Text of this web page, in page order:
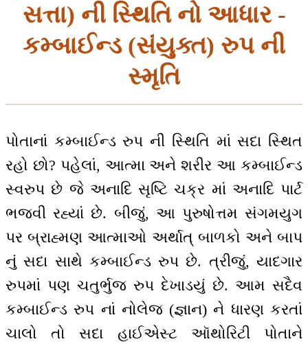
સત્તા) ની સ્થિતિ નો આધાર -
કમ્બાઈન્ડ (સંયુક્ત) રુપ ની
સ્મૃતિ
પોતાનાં કમ્બાઈન્ડ રુપ ની સ્થિતિ માં સદા સ્થિત
રહો છો? પહેલાં, આત્મા અને શરીર આ કમ્બાઈન્ડ
સ્વરુપ છે જે અનાદિ સૃષ્ટિ ચક્ર માં અનાદિ પાર્ટ
ભજવી રહ્યાં છે. બીજું, આ પુરુષોત્તમ સંગમયુગ
પર બ્રાહ્મણ આત્માઓ અર્થાત્ બાળકો અને બાપ
નું સદા સાથે કમ્બાઈન્ડ રુપ છે. ત્રીજું, યાદગાર
રુપમાં પણ ચતુર્ભુજ રુપ દેખાડયું છે. આમ સદૈવ
કમ્બાઈન્ડ રુપ નાં નોલેજ (જ્ઞાન) ને ધારણ કરતાં
ચાલો તો સદા હાઈએસ્ટ ઑથોરિટી પોતાને